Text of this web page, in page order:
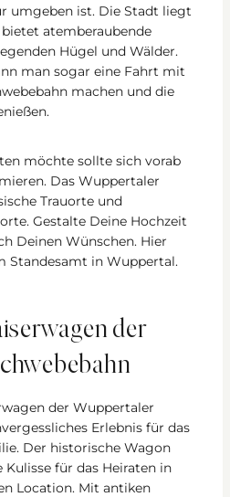
umgeben ist. Die Stadt liegt
atemberaubende
Hügel und Wälder.
man sogar eine Fahrt mit
machen und die
möchte sollte sich vorab
Das Wuppertaler
Trauorte und
Gestalte Deine Hochzeit
Deinen Wünschen. Hier
Standesamt in Wuppertal.
der
der Wuppertaler
Erlebnis für das
Der historische Wagon
für das Heiraten in
Location. Mit antiken